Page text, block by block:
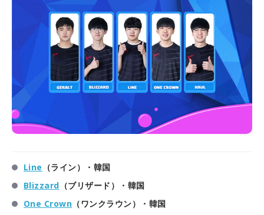
Line （ライン）・韓国
Blizzard （ブリザード）・韓国
One Crown （ワンクラウン）・韓国